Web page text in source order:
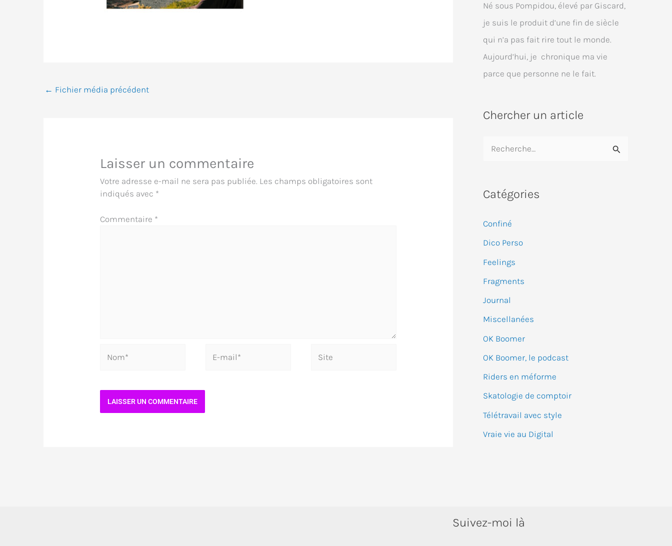
← Fichier média précédent
Laisser un commentaire
Votre adresse e-mail ne sera pas publiée. Les champs obligatoires sont
indiqués avec *
Commentaire *
mail*
Né sous Pompidou, élevé par Giscard,
je suis le produit d’une fin de siècle
qui n’a pas fait rire tout le monde.
Aujourd’hui, je chronique ma vie
parce que personne ne le fait.
Chercher un article
h
r
c
h
e
r
Catégories
Confiné
Dico Perso
Feelings
Fragments
Journal
Miscellanées
OK Boomer
OK Boomer, le podcast
Riders en méforme
Skatologie de comptoir
Télétravail avec style
Vraie vie au Digital
Suivez-moi là